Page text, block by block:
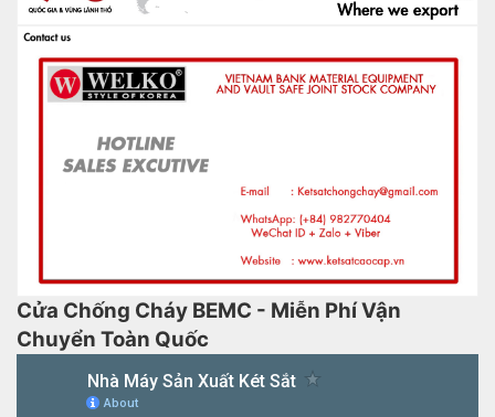
Cửa Chống Cháy BEMC - Miễn Phí Vận
Chuyển Toàn Quốc